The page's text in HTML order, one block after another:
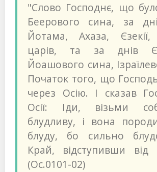
"Слово Господнє, що
Беерового сина, за
Йотама, Ахаза,
царів, та за днів
Йоашового сина,
Початок того, що
через Осію. І сказав
Осії: Іди, візьми
блудливу, і вона
блуду, бо сильно
Край, відступивши від
(Ос.0101-02)